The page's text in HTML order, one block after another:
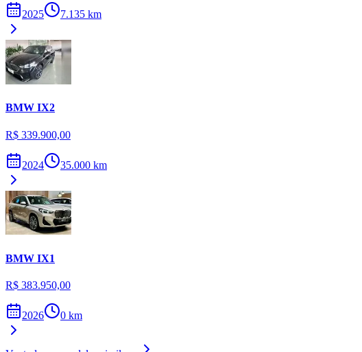
2025 7.135 km
BMW IX2
R$ 339.900,00
2024 35.000 km
BMW IX1
R$ 383.950,00
2026 0 km